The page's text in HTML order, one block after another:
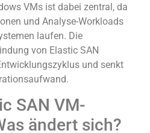
VMs ist dabei zentral, da
und Analyse-Workloads
laufen. Die
von Elastic SAN
und senkt
SAN VM-
ändert sich?